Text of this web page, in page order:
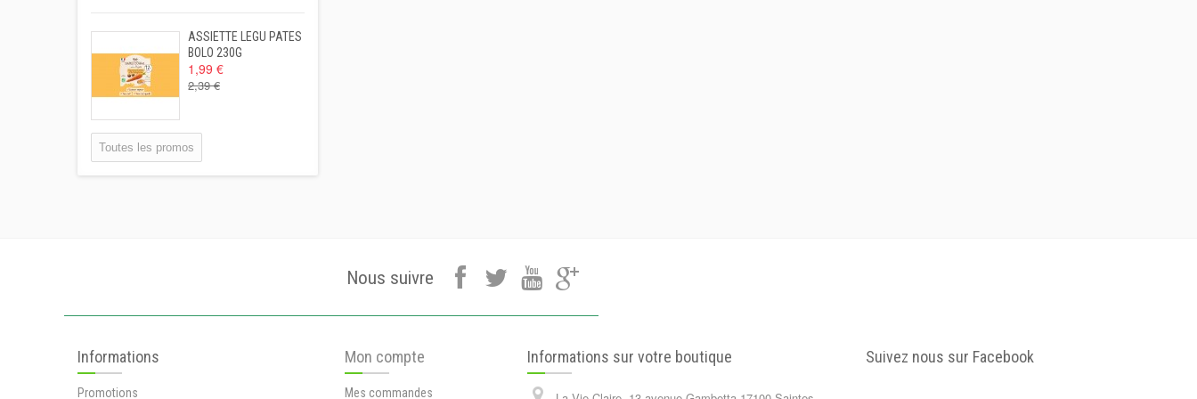
ASSIETTE LEGU PATES
BOLO 230G
1,99 €
2,39 €
Toutes les promos
Nous suivre
Informations
Promotions
Mon compte
Mes commandes
Informations sur votre boutique Suivez nous sur Facebook